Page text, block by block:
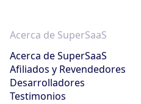
Acerca de SuperSaaS
Acerca de SuperSaaS
Afiliados y Revendedores
Desarrolladores
Testimonios